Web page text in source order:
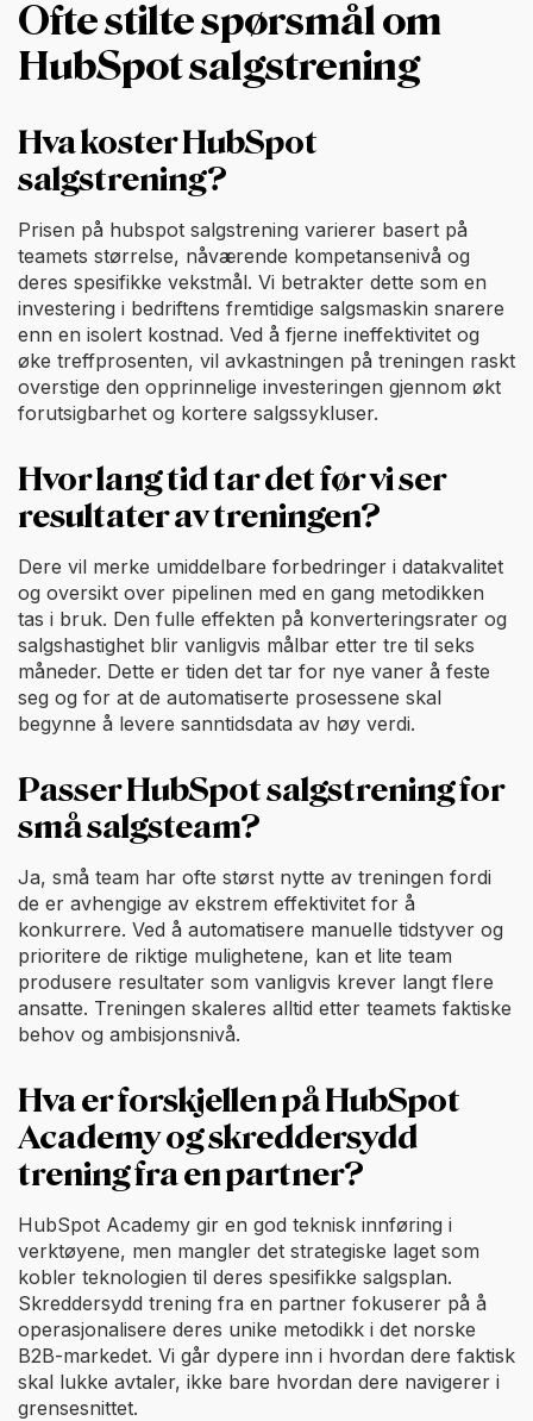
Ofte stilte spørsmål om
HubSpot salgstrening
Hva koster HubSpot
salgstrening?
Prisen på hubspot salgstrening varierer basert på
teamets størrelse, nåværende kompetansenivå og
deres spesifikke vekstmål. Vi betrakter dette som en
investering i bedriftens fremtidige salgsmaskin snarere
enn en isolert kostnad. Ved å fjerne ineffektivitet og
øke treffprosenten, vil avkastningen på treningen raskt
overstige den opprinnelige investeringen gjennom økt
forutsigbarhet og kortere salgssykluser.
Hvor lang tid tar det før vi ser
resultater av treningen?
Dere vil merke umiddelbare forbedringer i datakvalitet
og oversikt over pipelinen med en gang metodikken
tas i bruk. Den fulle effekten på konverteringsrater og
salgshastighet blir vanligvis målbar etter tre til seks
måneder. Dette er tiden det tar for nye vaner å feste
seg og for at de automatiserte prosessene skal
begynne å levere sanntidsdata av høy verdi.
Passer HubSpot salgstrening for
små salgsteam?
Ja, små team har ofte størst nytte av treningen fordi
de er avhengige av ekstrem effektivitet for å
konkurrere. Ved å automatisere manuelle tidstyver og
prioritere de riktige mulighetene, kan et lite team
produsere resultater som vanligvis krever langt flere
ansatte. Treningen skaleres alltid etter teamets faktiske
behov og ambisjonsnivå.
Hva er forskjellen på HubSpot
Academy og skreddersydd
trening fra en partner?
HubSpot Academy gir en god teknisk innføring i
verktøyene, men mangler det strategiske laget som
kobler teknologien til deres spesifikke salgsplan.
Skreddersydd trening fra en partner fokuserer på å
operasjonalisere deres unike metodikk i det norske
B2B-markedet. Vi går dypere inn i hvordan dere faktisk
skal lukke avtaler, ikke bare hvordan dere navigerer i
grensesnittet.